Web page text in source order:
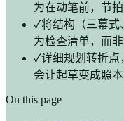
为在动笔前，节
✓将结构（三幕式
为检查清单，而非
✓详细规划转折点
会让起草变成照本
On this page